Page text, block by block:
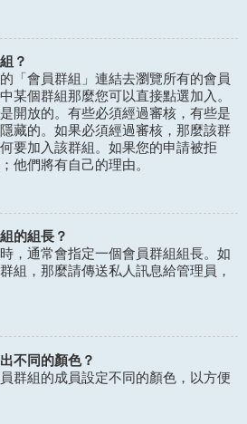
？
「會員群組」連結去瀏覽所有的會員
某個群組那麼您可以直接點選加入。
開放的。有些必須經過審核，有些是
藏的。如果必須經過審核，那麼該群
要加入該群組。如果您的申請被拒
他們將有自己的理由。
的組長？
，通常會指定一個會員群組組長。如
組，那麼請傳送私人訊息給管理員，
不同的顏色？
群組的成員設定不同的顏色，以方便